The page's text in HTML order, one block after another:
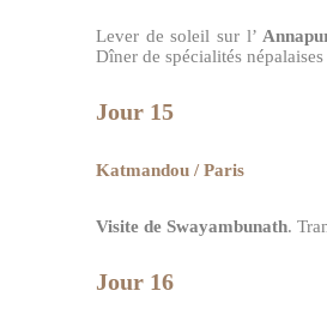
Lever de soleil sur l’
Dîner de spécialités
Jour 15
Katmandou / Paris
Visite de Swayambunath.
Jour 16